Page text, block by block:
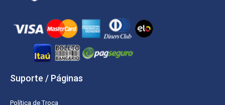
Suporte / Páginas
Política de Troca